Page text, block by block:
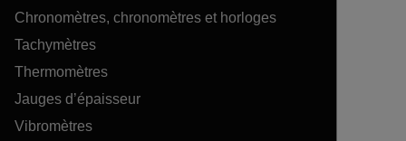
Chronomètres, chronomètres et horloges
Tachymètres
Thermomètres
Jauges d’épaisseur
Vibromètres